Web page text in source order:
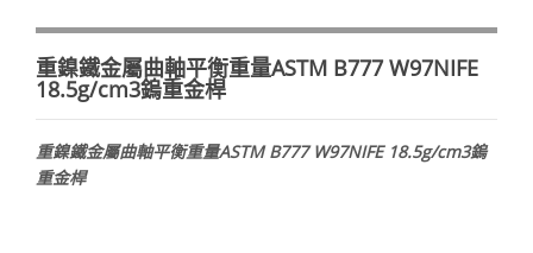
重鎳鐵金屬曲軸平衡重量ASTM B777 W97NIFE
18.5g/cm3鎢重金桿
重鎳鐵金屬曲軸平衡重量ASTM B777 W97NIFE 18.5g/cm3鎢
重金桿